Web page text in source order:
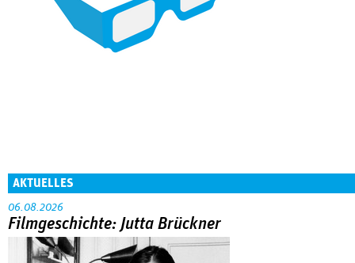
AKTUELLES
06.08.2026
Filmgeschichte: Jutta Brückner